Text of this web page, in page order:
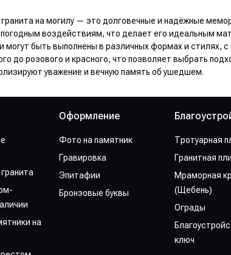
на могилу — это долговечные и надёжные
воздействиям, что делает его идеальным
могут быть выполнены в различных формах и стилях,
до розового и красного, что позволяет выбрать
уважение и вечную память об ушедшем.
на
Оформление
Фото на памятник
Гравировка
Эпитафии
Бронзовые буквы
Тротуарная
Гранитная
Мраморная
(Щебень)
Ограды
ключ